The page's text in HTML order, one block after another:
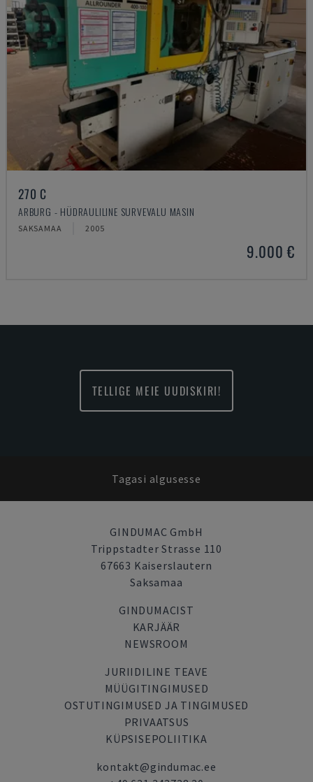
270 C
ARBURG - HÜDRAULILINE SURVEVALU MASIN
SAKSAMAA 2005
9.000 €
TELLIGE MEIE UUDISKIRI!
Tagasi algusesse
GINDUMAC GmbH
Trippstadter Strasse 110
67663 Kaiserslautern
Saksamaa
GINDUMACIST
KARJÄÄR
NEWSROOM
JURIIDILINE TEAVE
MÜÜGITINGIMUSED
OSTUTINGIMUSED JA TINGIMUSED
PRIVAATSUS
KÜPSISEPOLIITIKA
kontakt@gindumac.ee